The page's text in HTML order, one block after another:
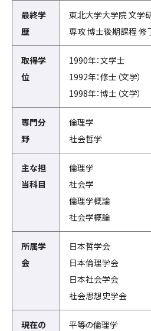
最終学
歴
東北大学大学院 文学
専攻 博士後期課程 修
取得学
位
1990年：文学士
1992年：修士（文学）
1998年：博士（文学）
専門分
野
倫理学
社会哲学
主な担
当科目
倫理学
社会学
倫理学概論
社会学概論
所属学
会
日本哲学会
日本倫理学会
日本社会学会
社会思想史学会
現在の
平等の倫理学